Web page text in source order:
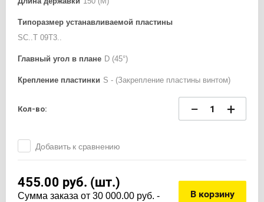
Типоразмер устанавливаемой пластины
SC..T 09T3..
Главный угол в плане D (45°)
Крепление пластинки S - (Закрепление пластины винтом)
Кол-во: − +
Добавить к сравнению
455.00 руб. (шт.)
Cумма заказа от 30 000.00 руб. -
В корзину